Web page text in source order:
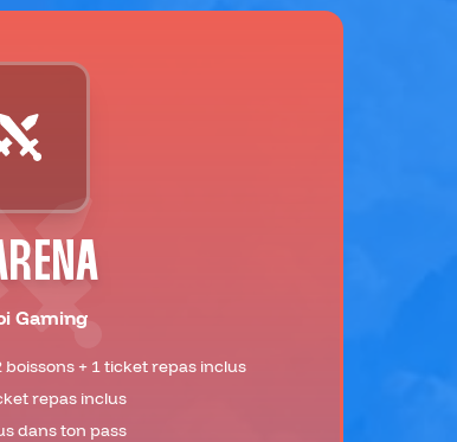
Gaming
+ 1 ticket repas inclus
repas inclus
dans ton pass